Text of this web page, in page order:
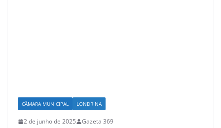
CÂMARA MUNICIPAL LONDRINA
2 de junho de 2025 Gazeta 369